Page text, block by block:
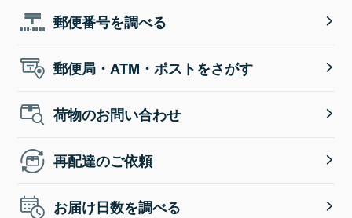
郵便番号を調べる
郵便局・ATM・ポストをさがす
荷物のお問い合わせ
再配達のご依頼
お届け日数を調べる